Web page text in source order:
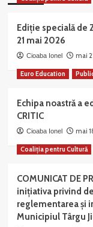
Ediție specială de
21 mai 2026
Cioaba Ionel mai
Euro Education
Echipa noastră a
CRITIC
Cioaba Ionel mai
Coaliția pentru Cultură
COMUNICAT DE
inițiativa privind
reglementarea și
Municipiul Târgu